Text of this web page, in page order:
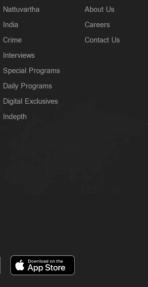
Nattuvartha
India
Crime
Interviews
Special Programs
Daily Programs
Digital Exclusives
Indepth
About Us
Careers
Contact Us